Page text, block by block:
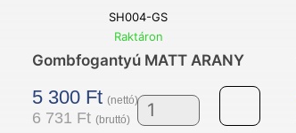
mennyiség
SH004-GS
Raktáron
Gombfogantyú MATT ARANY
5 300 Ft (nettó)
6 731 Ft (bruttó)
Gombfogantyú